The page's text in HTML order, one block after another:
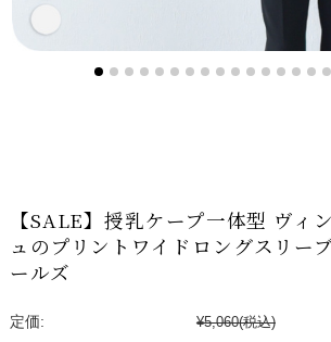
【SALE】授乳ケープ一体型 ヴィ
ュのプリントワイドロングスリー
ールズ
定価: ¥5,060(税込)